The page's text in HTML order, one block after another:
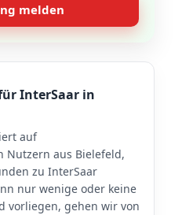
melden
InterSaar in
auf
Nutzern aus Bielefeld,
zu InterSaar
nur wenige oder keine
vorliegen, gehen wir von